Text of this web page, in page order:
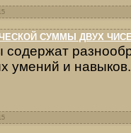
СУММЫ ДВУХ
содержат
умений и навыков.